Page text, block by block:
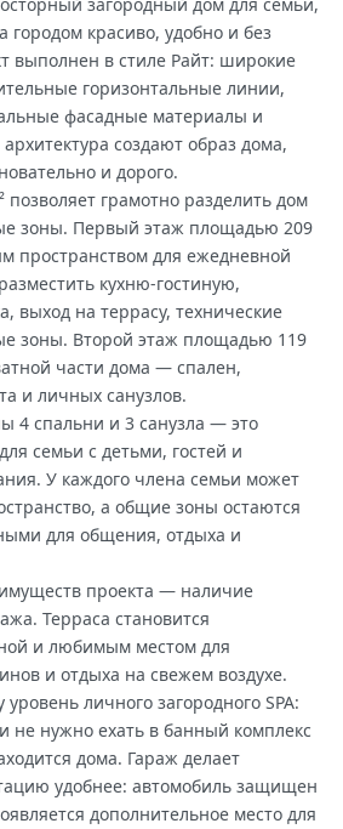
городом красиво, удобно и без
выполнен в стиле Райт: широкие
горизонтальные линии,
фасадные материалы и
создают образ дома,
и дорого.
грамотно разделить дом
зоны. Первый этаж площадью 209
пространством для ежедневной
кухню-гостиную,
выход на террасу, технические
зоны. Второй этаж площадью 119
части дома — спален,
и личных санузлов.
4 спальни и 3 санузла — это
семьи с детьми, гостей и
У каждого члена семьи может
а общие зоны остаются
для общения, отдыха и
проекта — наличие
Терраса становится
и любимым местом для
и отдыха на свежем воздухе.
личного загородного SPA:
не нужно ехать в банный комплекс
дома. Гараж делает
удобнее: автомобиль защищен
дополнительное место для